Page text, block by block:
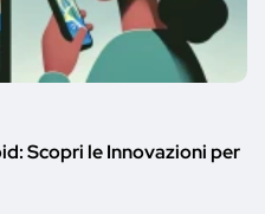
Scopri le Innovazioni per